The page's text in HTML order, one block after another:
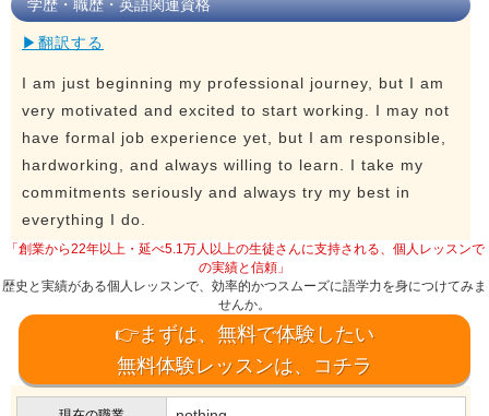
学歴・職歴・英語関連資格
▶翻訳する
I am just beginning my professional journey, but I am
very motivated and excited to start working. I may not
have formal job experience yet, but I am responsible,
hardworking, and always willing to learn. I take my
commitments seriously and always try my best in
everything I do.
「創業から22年以上・延べ5.1万人以上の生徒さんに支持される、個人レッスンで
の実績と信頼」
歴史と実績がある個人レッスンで、効率的かつスムーズに語学力を身につけてみま
せんか。
👉まずは、無料で体験したい
無料体験レッスンは、コチラ